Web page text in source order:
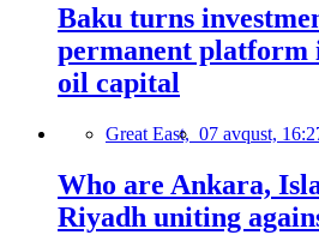
Baku turns
permanent platform
oil capital
Great East, 07 avqust,
Who are Ankara,
Riyadh uniting